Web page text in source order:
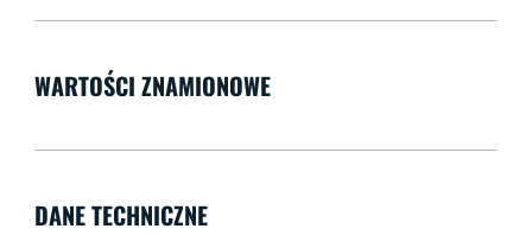
WARTOŚCI ZNAMIONOWE
DANE TECHNICZNE